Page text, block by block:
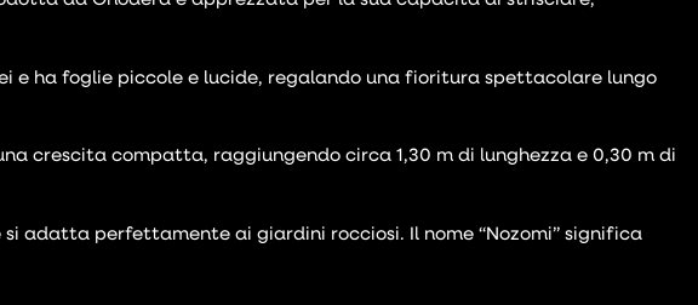
e ha foglie piccole e lucide, regalando una fioritura spettacolare lungo
crescita compatta, raggiungendo circa 1,30 m di lunghezza e 0,30 m di
adatta perfettamente ai giardini rocciosi. Il nome “Nozomi” significa